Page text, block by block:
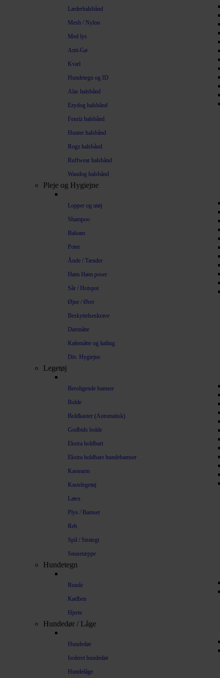
Læderhalsbånd
Mesh / Nylon
Med lys
Anti-Gø
Kvæl
Hundetegn og ID
Alac halsbånd
Ezydog halsbånd
Fenriz halsbånd
Hunter halsbånd
Rogz halsbånd
Ruffwear halsbånd
Waudog halsbånd
Pleje og Hygiejne
Lopper og utøj
Shampoo
Balsam
Poter
Ånde / Tænder
Høm Høm poser
Sår / Hotspot
Øjne / Ører
Beskyttelseskrave
Dørmåtte
Kølemåtte og køling
Div. Hygiejne
Legetøj
Beroligende bamser
Bolde
Boldkaster (Automatisk)
Godbids bolde
Ekstra holdbart
Ekstra holdbare hundebamser
Kastearm
Kastelegetøj
Latex
Plys / Bamser
Reb
Spil / Strategi
Snusetæppe
Hundetegn
Runde
Kødben
Hjerte
Hundedør / Låge
Hundedør
Isoleret hundedør
Hundelåge